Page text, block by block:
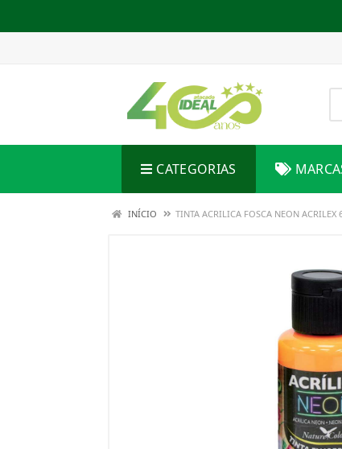
CATEGORIAS
INÍCIO TINTA ACRILICA FOSCA NEON ACRILEX